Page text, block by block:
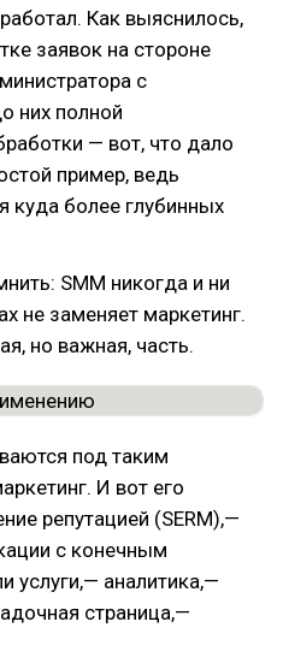
Как выяснилось,
заявок на стороне
с
них полной
— вот, что дало
пример, ведь
куда более глубинных
SMM никогда и ни
не заменяет маркетинг.
но важная, часть.
под таким
И вот его
репутацией (SERM),—
с конечным
услуги,— аналитика,—
страница,—